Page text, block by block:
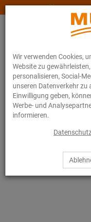
Wir verwenden Cookies,
Website zu
personalisieren, Social-
unseren Datenverkehr zu
Einwilligung geben,
Werbe- und
informieren.
www.muepro-maritim.com
Online-Katalog
Feuerverzinkte Produkte
MPT-Gegenhalteplatte